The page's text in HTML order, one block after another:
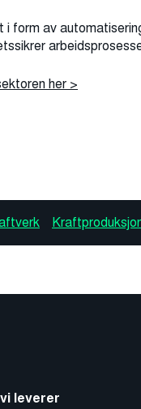
i form av
her >
leverer